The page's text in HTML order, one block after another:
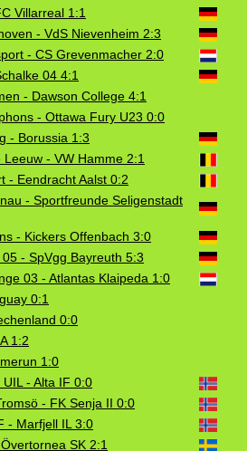
Villarreal 1:1
- VdS Nievenheim 2:3
- CS Grevenmacher 2:0
04 4:1
- Dawson College 4:1
- Ottawa Fury U23 0:0
- Borussia 1:3
Leeuw - VW Hamme 2:1
- Eendracht Aalst 0:2
- Sportfreunde Seligenstadt
- Kickers Offenbach 3:0
- SpVgg Bayreuth 5:3
03 - Atlantas Klaipeda 1:0
0:1
0:0
1:2
1:0
- Alta IF 0:0
- FK Senja II 0:0
- Marfjell IL 3:0
SK 2:1